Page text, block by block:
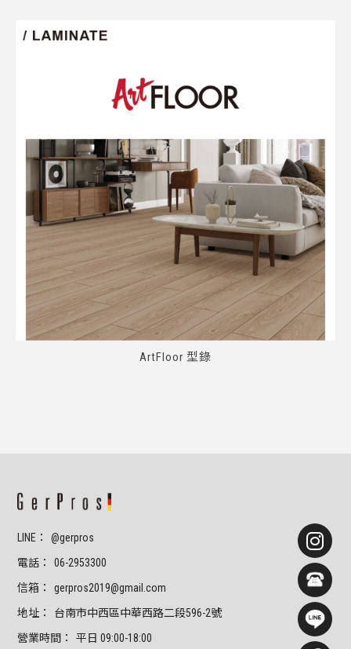
ArtFloor 型錄
@gerpros
06-2953300
gerpros2019@gmail.com
台南市中西區中華西路二段596-2號
平日 09:00-18:00